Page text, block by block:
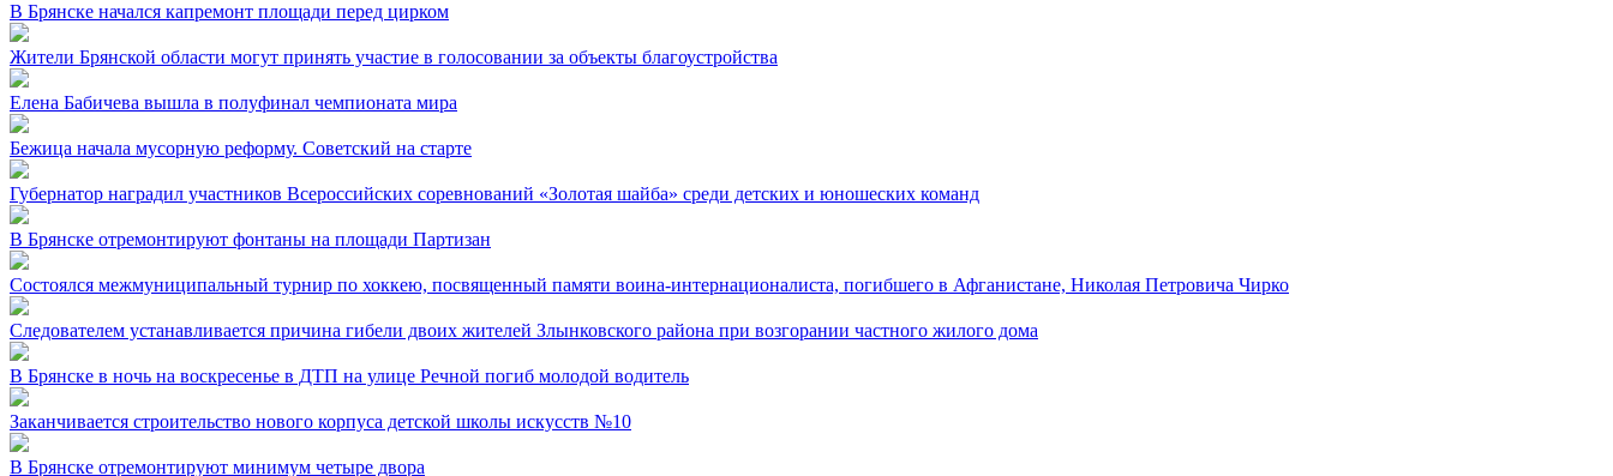
В Брянске начался капремонт площади перед цирком
Жители Брянской области могут принять участие в голосовании за объекты благоустройства
Елена Бабичева вышла в полуфинал чемпионата мира
Бежица начала мусорную реформу. Советский на старте
Губернатор наградил участников Всероссийских соревнований «Золотая шайба» среди детских и юношеских команд
В Брянске отремонтируют фонтаны на площади Партизан
Состоялся межмуниципальный турнир по хоккею, посвященный памяти воина-интернационалиста, погибшего в Афганистане, Николая Петровича Чирко
Следователем устанавливается причина гибели двоих жителей Злынковского района при возгорании частного жилого дома
В Брянске в ночь на воскресенье в ДТП на улице Речной погиб молодой водитель
Заканчивается строительство нового корпуса детской школы искусств №10
В Брянске отремонтируют минимум четыре двора